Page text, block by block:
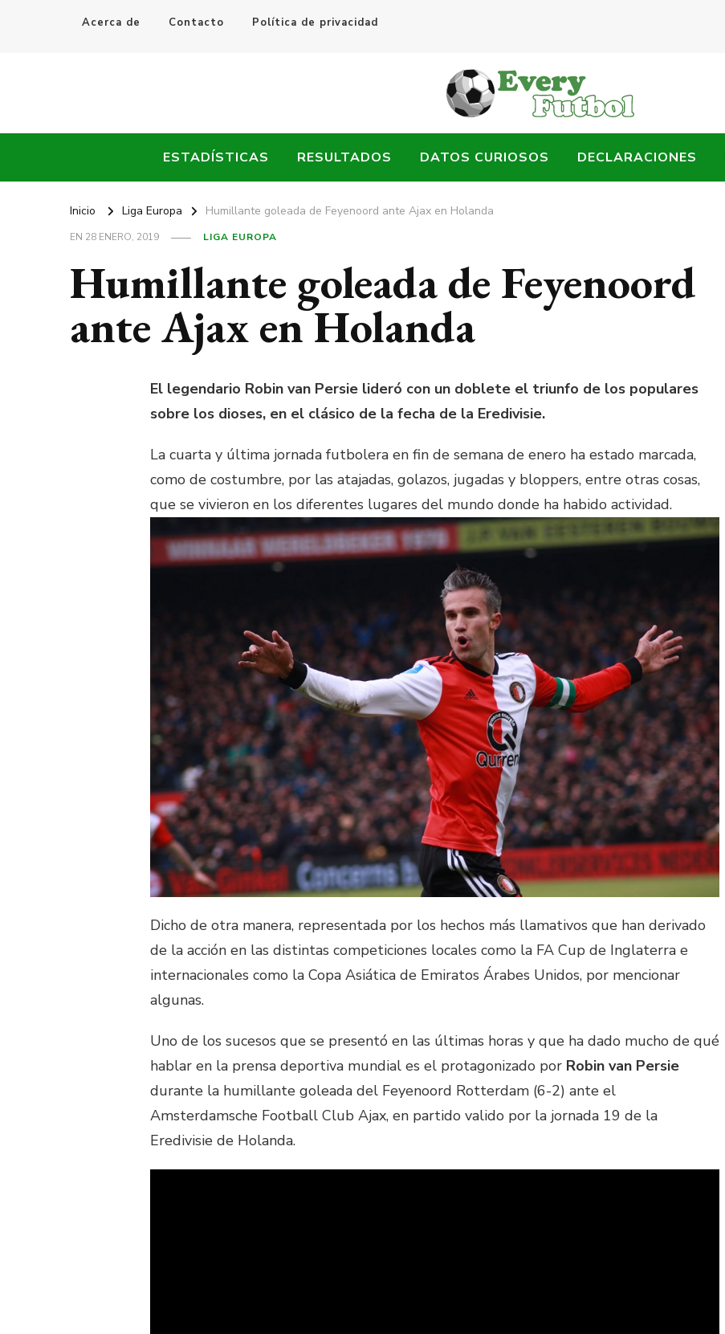
Acerca de Contacto Política de privacidad
Every Fútbol
ESTADÍSTICAS RESULTADOS DATOS CURIOSOS DECLARACIONES
Inicio Liga Europa Humillante goleada de Feyenoord ante Ajax en Holanda
EN 28 ENERO, 2019 LIGA EUROPA
Humillante goleada de Feyenoord
ante Ajax en Holanda
El legendario Robin van Persie lideró con un doblete el triunfo de los populares
sobre los dioses, en el clásico de la fecha de la Eredivisie.
La cuarta y última jornada futbolera en fin de semana de enero ha estado marcada,
como de costumbre, por las atajadas, golazos, jugadas y bloppers, entre otras cosas,
que se vivieron en los diferentes lugares del mundo donde ha habido actividad.
Dicho de otra manera, representada por los hechos más llamativos que han derivado
de la acción en las distintas competiciones locales como la FA Cup de Inglaterra e
internacionales como la Copa Asiática de Emiratos Árabes Unidos, por mencionar
algunas.
Uno de los sucesos que se presentó en las últimas horas y que ha dado mucho de qué
hablar en la prensa deportiva mundial es el protagonizado por Robin van Persie
durante la humillante goleada del Feyenoord Rotterdam (6-2) ante el
Amsterdamsche Football Club Ajax, en partido valido por la jornada 19 de la
Eredivisie de Holanda.